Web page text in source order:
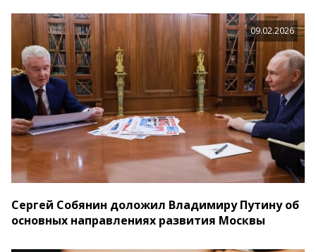
09.02.2026
Сергей Собянин доложил Владимиру Путину об
основных направлениях развития Москвы